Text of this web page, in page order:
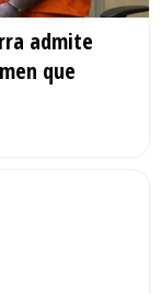
admite
que